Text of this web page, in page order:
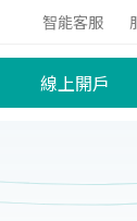
智能客服
線上開戶